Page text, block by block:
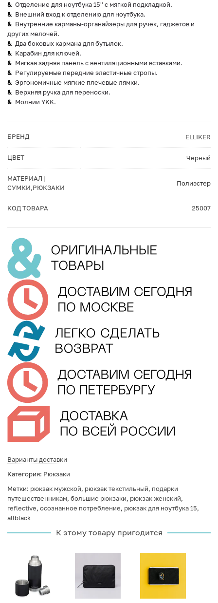
Отделение для ноутбука 15'' с мягкой подкладкой.
Внешний вход к отделению для ноутбука.
Внутренние карманы-органайзеры для ручек, гаджетов и
других мелочей.
Два боковых кармана для бутылок.
Карабин для ключей.
Мягкая задняя панель с вентиляционными вставками.
Регулируемые передние эластичные стропы.
Эргономичные мягкие плечевые лямки.
Верхняя ручка для переноски.
Молнии YKK.
БРЕНД ELLIKER
ЦВЕТ Черный
МАТЕРИАЛ |
СУМКИ,РЮКЗАКИ
Полиэстер
КОД ТОВАРА 25007
Варианты доставки
Категория: Рюкзаки
Метки: рюкзак мужской, рюкзак текстильный, подарки
путешественникам, большие рюкзаки, рюкзак женский,
reflective, осознанное потребление, рюкзак для ноутбука 15,
allblack
К этому товару пригодится